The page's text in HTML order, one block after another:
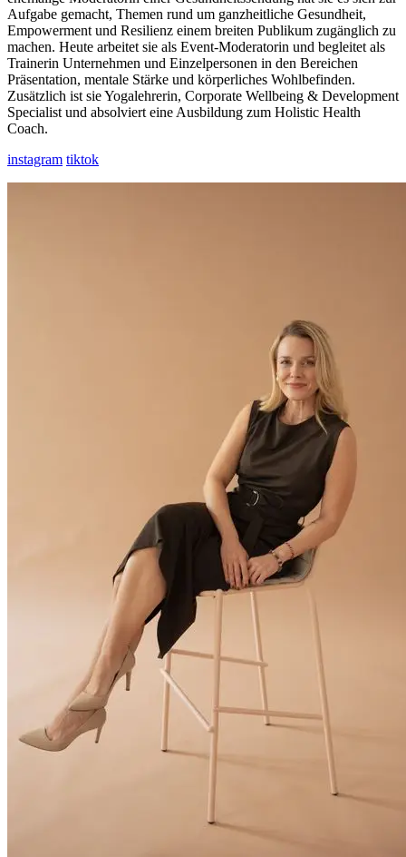
Aufgabe gemacht, Themen rund um ganzheitliche Gesundheit,
Empowerment und Resilienz einem breiten Publikum zugänglich zu
machen. Heute arbeitet sie als Event-Moderatorin und begleitet als
Trainerin Unternehmen und Einzelpersonen in den Bereichen
Präsentation, mentale Stärke und körperliches Wohlbefinden.
Zusätzlich ist sie Yogalehrerin, Corporate Wellbeing & Development
Specialist und absolviert eine Ausbildung zum Holistic Health
Coach.
instagram tiktok